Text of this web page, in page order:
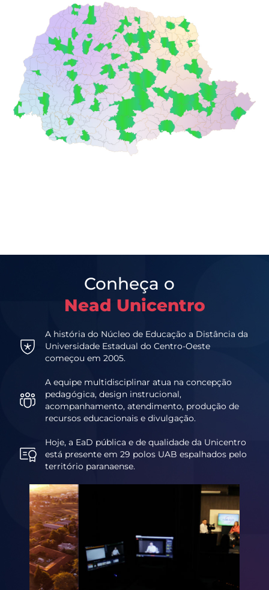
Conheça o
Nead Unicentro
A história do Núcleo de Educação a Distância da
Universidade Estadual do Centro-Oeste
começou em 2005.
A equipe multidisciplinar atua na concepção
pedagógica, design instrucional,
acompanhamento, atendimento, produção de
recursos educacionais e divulgação.
Hoje, a EaD pública e de qualidade da Unicentro
está presente em 29 polos UAB espalhados pelo
território paranaense.